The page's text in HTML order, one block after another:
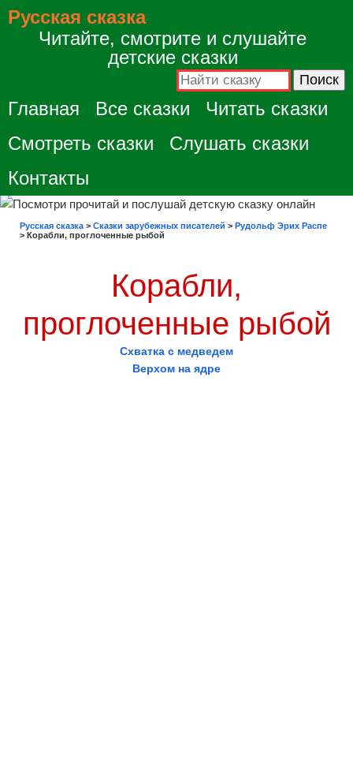
Русская сказка
Читайте, смотрите и слушайте
детские сказки
Главная Все сказки
Читать сказки
Смотреть сказки
Слушать сказки
Контакты
Русская сказка > Сказки зарубежных писателей > Рудольф Эрих Распе
> Корабли, проглоченные рыбой
Корабли,
проглоченные рыбой
Схватка с медведем
Верхом на ядре